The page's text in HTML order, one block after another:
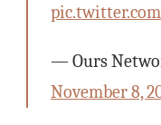
— Ours
November 8,